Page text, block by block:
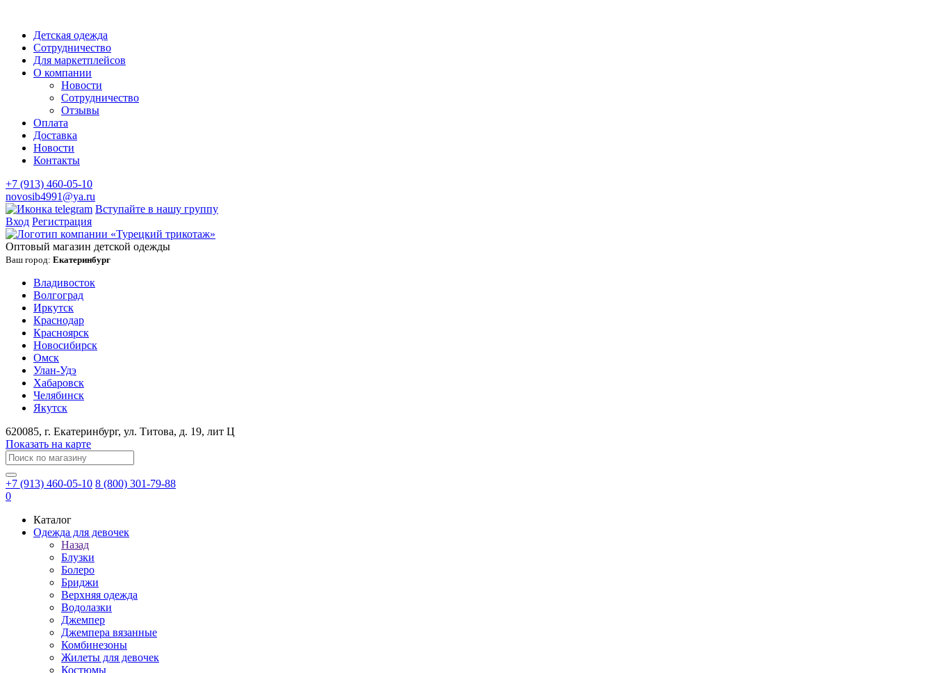
Детская одежда
Сотрудничество
Для маркетплейсов
О компании
Новости
Сотрудничество
Отзывы
Оплата
Доставка
Новости
Контакты
+7 (913) 460-05-10
novosib4991@ya.ru
Вступайте в нашу группу
Вход Регистрация
Оптовый магазин детской одежды
Ваш город: Екатеринбург
Владивосток
Волгоград
Иркутск
Краснодар
Красноярск
Новосибирск
Омск
Улан-Удэ
Хабаровск
Челябинск
Якутск
620085, г. Екатеринбург, ул. ​Титова, д. 19, лит Ц
Показать на карте
+7 (913) 460-05-10 8 (800) 301-79-88
0
Каталог
Одежда для девочек
Назад
Блузки
Болеро
Бриджи
Верхняя одежда
Водолазки
Джемпер
Джемпера вязанные
Комбинезоны
Жилеты для девочек
Костюмы